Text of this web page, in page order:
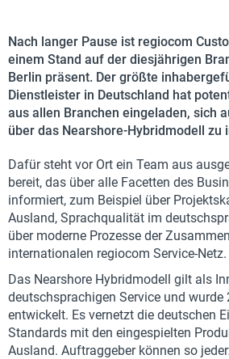
Nach langer Pause ist regiocom
einem Stand auf der diesjährigen
Berlin präsent. Der größte
Dienstleister in Deutschland hat
aus allen Branchen eingeladen, sich
über das Nearshore-Hybridmodell zu
Dafür steht vor Ort ein Team aus
bereit, das über alle Facetten des
informiert, zum Beispiel über
Ausland, Sprachqualität im
über moderne Prozesse der
internationalen regiocom Service-Netz.
Das Nearshore Hybridmodell gilt als
deutschsprachigen Service und wurde
entwickelt. Es vernetzt die deutschen
Standards mit den eingespielten
Ausland. Auftraggeber können so